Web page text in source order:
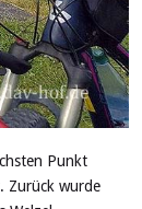
Punkt
Zurück wurde